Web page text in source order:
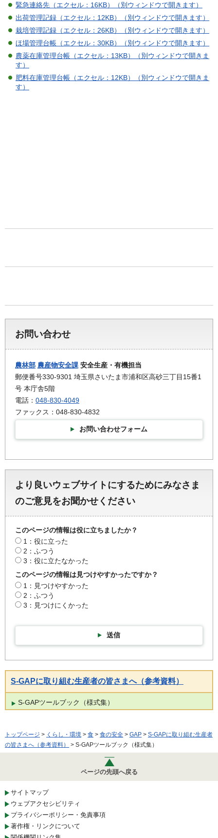
緊急連絡先（エクセル：16KB）（別ウィンドウで開きます）
出荷管理記録（エクセル：12KB）（別ウィンドウで開きます）
栽培管理記録（エクセル：26KB）（別ウィンドウで開きます）
ほ場管理台帳（エクセル：30KB）（別ウィンドウで開きます）
農薬在庫管理台帳（エクセル：13KB）（別ウィンドウで開きま
す）
肥料在庫管理台帳（エクセル：12KB）（別ウィンドウで開きま
す）
お問い合わせ
農林部 農産物安全課 安全生産・有機担当
郵便番号330-9301 埼玉県さいたま市浦和区高砂三丁目15番1
号 本庁舎5階
電話： 048-830-4049
ファックス：048-830-4832
お問い合わせフォーム
より良いウェブサイトにするためにみなさま
のご意見をお聞かせください
このページの情報は役に立ちましたか？
1：役に立った
2：ふつう
3：役に立たなかった
このページの情報は見つけやすかったですか？
1：見つけやすかった
2：ふつう
3：見つけにくかった
送信
S-GAPに取り組む生産者の皆さまへ（参考資料）
S-GAPツールブック（様式集）
トップページ > くらし・環境 > 食 > 食の安全 > GAP > S-GAPに取り組む生産者
の皆さまへ（参考資料）
> S-GAPツールブック（様式集）
ページの先頭へ戻る
サイトマップ
ウェブアクセシビリティ
プライバシーポリシー・免責事項
著作権・リンクについて